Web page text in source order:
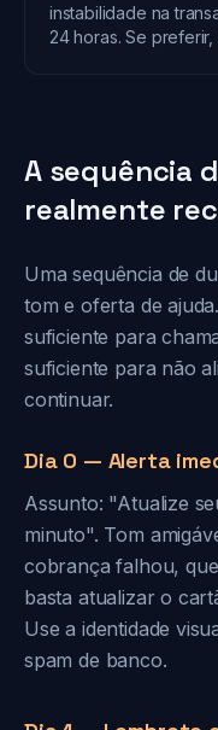
instabilidade na
24 horas. Se
A sequência
realmente
Uma sequência de
tom e oferta de
suficiente para
suficiente para não
continuar.
Dia 0 — Alerta
Assunto: "Atualize
minuto". Tom
cobrança falhou,
basta atualizar o
Use a identidade
spam de banco.